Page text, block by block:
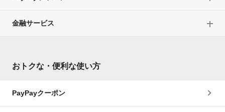
金融サービス
おトクな・便利な使い方
PayPayクーポン